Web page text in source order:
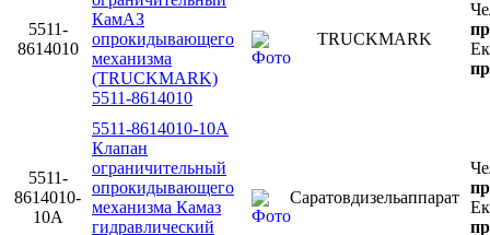
5511-
8614010
КамАЗ
опрокидывающего
механизма
(TRUCKMARK)
5511-8614010
TRUCKMARK
5511-
8614010-
10А
5511-8614010-10А
Клапан
ограничительный
опрокидывающего
механизма Камаз
гидравлический
Саратовдизельаппарат